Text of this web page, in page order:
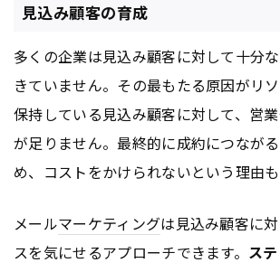
見込み顧客の育成
多くの企業は見込み顧客に対して十分
きていません。その最もたる原因がリソ
保持している見込み顧客に対して、営
が足りません。最終的に成約につなが
め、コストをかけられないという理由も
メールマーケティングは見込み顧客に
スを気にせるアプローチできます。 ス